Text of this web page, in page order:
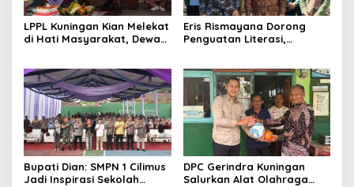
LPPL Kuningan Kian Melekat
di Hati Masyarakat, Dewas
Eris Rismayana Dorong
Penguatan Literasi,
Sagaranten
Bupati Dian: SMPN 1 Cilimus
Jadi Inspirasi Sekolah
DPC Gerindra Kuningan
Salurkan Alat Olahraga